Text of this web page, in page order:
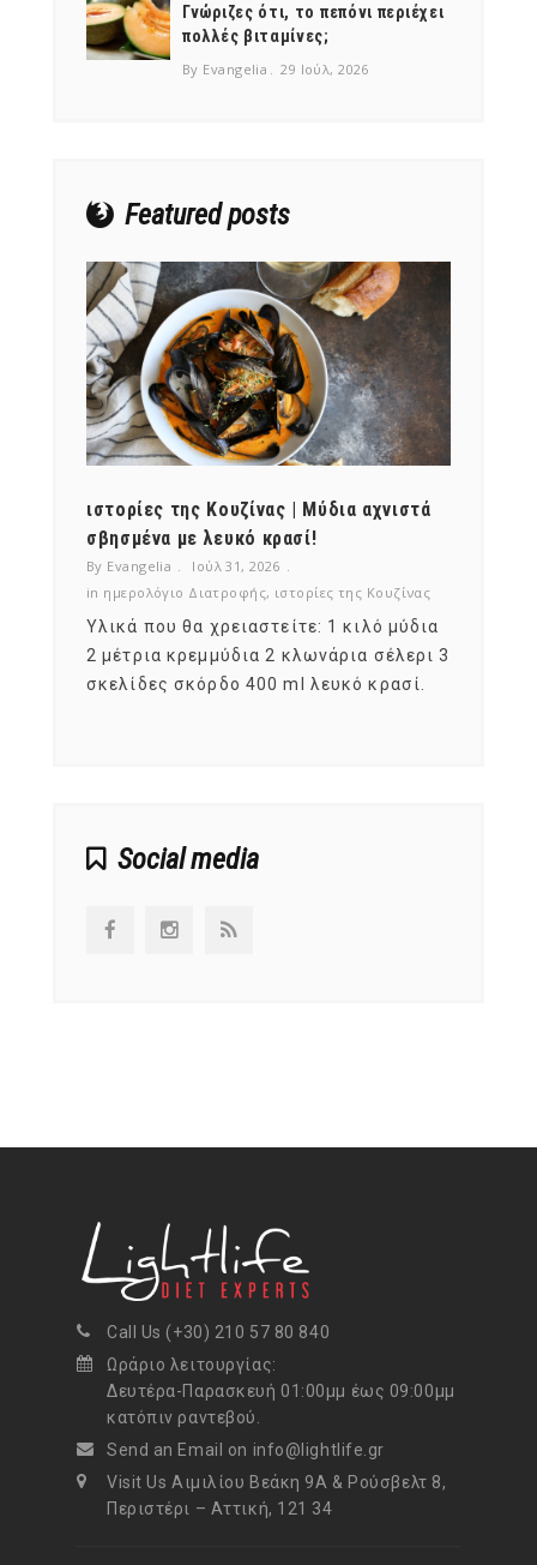
Γνώριζες ότι, το πεπόνι περιέχει
πολλές βιταμίνες;
By Evangelia 29 Ιούλ, 2026
Featured posts
ιστορίες της Κουζίνας | Μύδια αχνιστά
σβησμένα με λευκό κρασί!
By Evangelia
Ιούλ 31, 2026
in ημερολόγιο Διατροφής, ιστορίες της Κουζίνας
Υλικά που θα χρειαστείτε: 1 κιλό μύδια
2 μέτρια κρεμμύδια 2 κλωνάρια σέλερι 3
σκελίδες σκόρδο 400 ml λευκό κρασί.
Social media
Call Us (+30) 210 57 80 840
Ωράριο λειτουργίας:
Δευτέρα-Παρασκευή 01:00μμ έως 09:00μμ
κατόπιν ραντεβού.
Send an Email on info@lightlife.gr
Visit Us Αιμιλίου Βεάκη 9Α & Ρούσβελτ 8,
Περιστέρι – Αττική, 121 34